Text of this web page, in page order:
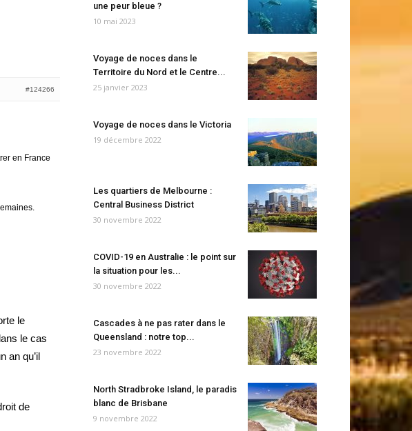
#124266
en France
le
le cas
an qu’il
de
une peur bleue ?
10 mai 2023
Voyage de noces dans le
Territoire du Nord et le Centre...
25 janvier 2023
Voyage de noces dans le Victoria
19 décembre 2022
Les quartiers de Melbourne :
Central Business District
30 novembre 2022
COVID-19 en Australie : le point sur
la situation pour les...
30 novembre 2022
Cascades à ne pas rater dans le
Queensland : notre top...
23 novembre 2022
North Stradbroke Island, le paradis
blanc de Brisbane
9 novembre 2022